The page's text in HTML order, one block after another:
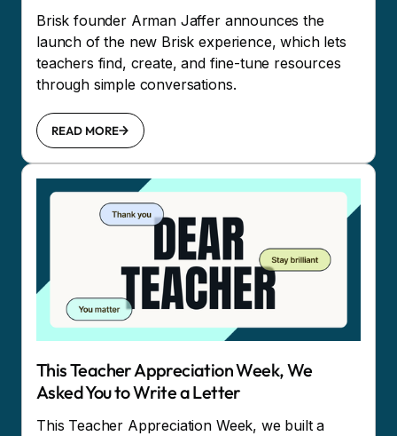
Brisk founder Arman Jaffer announces the
launch of the new Brisk experience, which lets
teachers find, create, and fine-tune resources
through simple conversations.
READ MORE
This Teacher Appreciation Week, We
Asked You to Write a Letter
This Teacher Appreciation Week, we built a